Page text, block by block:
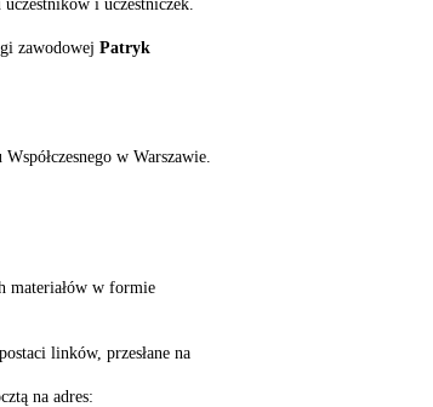
i uczestniczek.
zawodowej Patryk
w Warszawie.
materiałów w formie
linków, przesłane na
na adres: